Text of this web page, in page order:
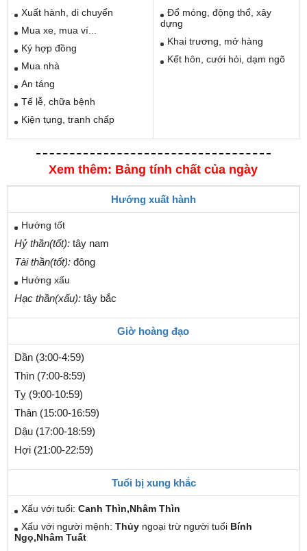
Xuất hành, di chuyển
Mua xe, mua ví...
Ký hợp đồng
Mua nhà
An táng
Tế lễ, chữa bệnh
Kiện tụng, tranh chấp
Đổ móng, động thổ, xây
dựng
Khai trương, mở hàng
Kết hôn, cưới hỏi, dạm ngõ
Xem thêm: Bảng tính chất của ngày
Hướng xuất hành
Hướng tốt
Hỷ thần(tốt): tây nam
Tài thần(tốt): đông
Hướng xấu
Hạc thần(xấu): tây bắc
Giờ hoàng đạo
Dần (3:00-4:59)
Thìn (7:00-8:59)
Tỵ (9:00-10:59)
Thân (15:00-16:59)
Dậu (17:00-18:59)
Hợi (21:00-22:59)
Tuổi bị xung khắc
Xấu với tuổi: Canh Thìn,Nhâm Thìn
Xấu với người mệnh: Thủy ngoại trừ người tuổi Bính
Ngọ,Nhâm Tuất